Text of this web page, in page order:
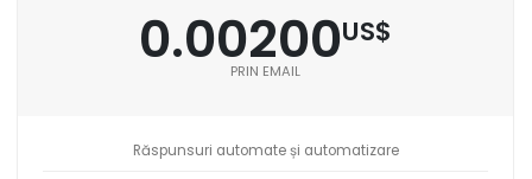
0.00200US$
PRIN EMAIL
Răspunsuri automate și automatizare